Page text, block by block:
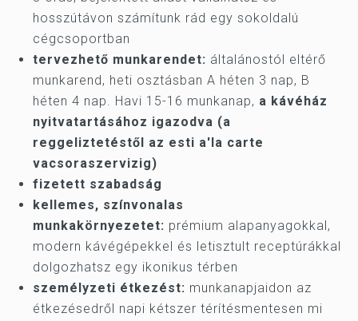
hosszútávon számítunk rád egy sokoldalú
cégcsoportban
tervezhető munkarendet: általánostól eltérő
munkarend, heti osztásban A héten 3 nap, B
héten 4 nap. Havi 15-16 munkanap, a kávéház
nyitvatartásához igazodva (a
reggeliztetéstől az esti a'la carte
vacsoraszervizig)
fizetett szabadság
kellemes, színvonalas
munkakörnyezetet: prémium alapanyagokkal,
modern kávégépekkel és letisztult receptúrákkal
dolgozhatsz egy ikonikus térben
személyzeti étkezést: munkanapjaidon az
étkezésedről napi kétszer térítésmentesen mi